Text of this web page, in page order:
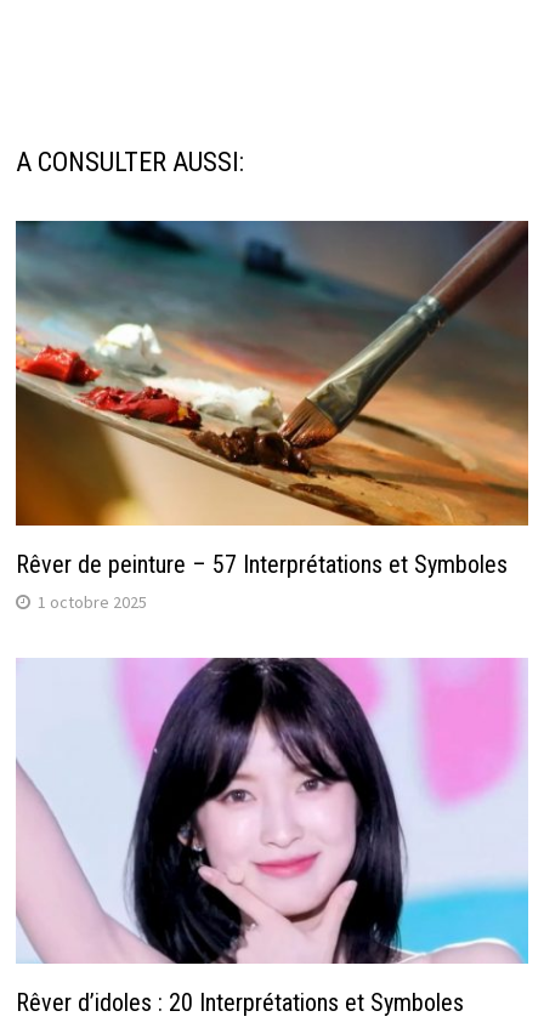
A CONSULTER AUSSI:
Rêver de peinture – 57 Interprétations et Symboles
1 octobre 2025
Rêver d’idoles : 20 Interprétations et Symboles